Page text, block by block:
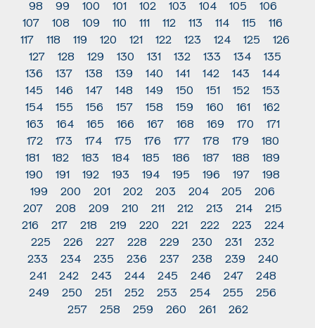
98
99 100 101 102 103 104 105
106
107
108 109 110 111 112 113 114 115
116
117
118 119 120 121 122 123 124 125
126
127
128 129 130 131 132 133 134
135
136
137 138 139 140 141 142 143
144
145
146 147 148 149 150 151 152
153
154
155 156 157 158 159 160 161
162
163
164 165 166 167 168 169 170
171
172
173 174 175 176 177 178 179
180
181
182 183 184 185 186 187 188
189
190
191 192 193 194 195 196 197
198
199
200 201 202 203 204 205
206
207
208 209 210 211 212 213 214
215
216
217 218 219 220 221 222 223
224
225
226 227 228 229 230 231
232
233
234 235 236 237 238 239
240
241
242 243 244 245 246 247
248
249
250 251 252 253 254 255
256
257
258 259 260 261 262